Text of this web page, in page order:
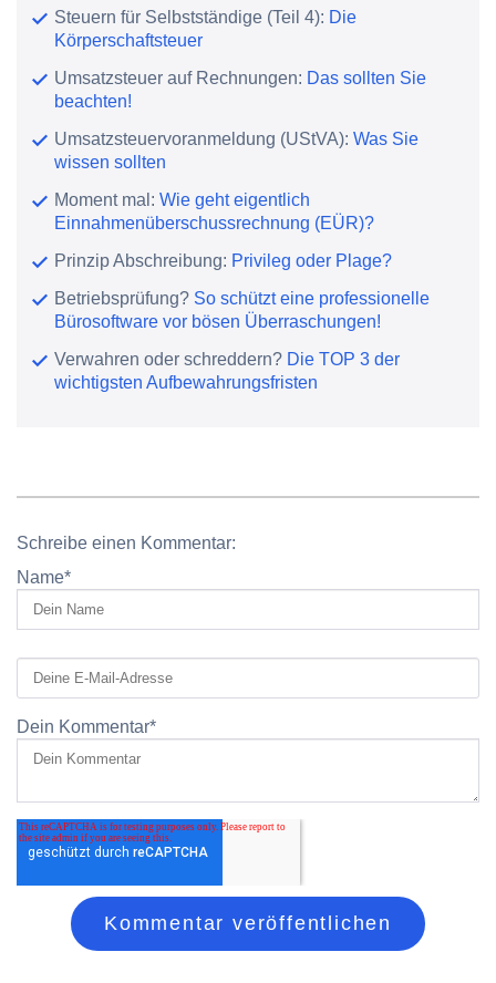
Steuern für Selbstständige (Teil 4): Die
Körperschaftsteuer
Umsatzsteuer auf Rechnungen: Das sollten Sie
beachten!
Umsatzsteuervoranmeldung (UStVA): Was Sie
wissen sollten
Moment mal: Wie geht eigentlich
Einnahmenüberschussrechnung (EÜR)?
Prinzip Abschreibung: Privileg oder Plage?
Betriebsprüfung? So schützt eine professionelle
Bürosoftware vor bösen Überraschungen!
Verwahren oder schreddern? Die TOP 3 der
wichtigsten Aufbewahrungsfristen
Schreibe einen Kommentar:
Name*
Dein Kommentar*